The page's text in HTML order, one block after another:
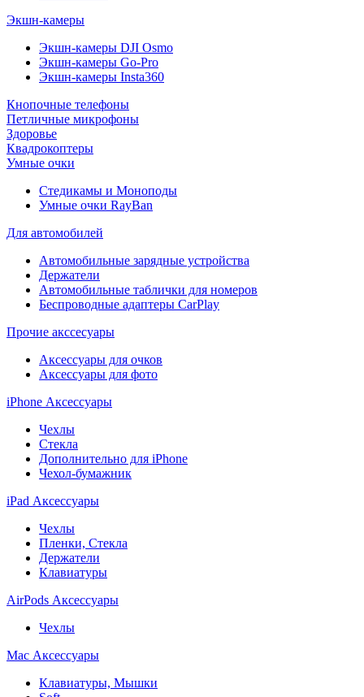
Экшн-камеры
Экшн-камеры DJI Osmo
Экшн-камеры Go-Pro
Экшн-камеры Insta360
Кнопочные телефоны
Петличные микрофоны
Здоровье
Квадрокоптеры
Умные очки
Стедикамы и Моноподы
Умные очки RayBan
Для автомобилей
Автомобильные зарядные устройства
Держатели
Автомобильные таблички для номеров
Беспроводные адаптеры CarPlay
Прочие акссесуары
Аксессуары для очков
Аксессуары для фото
iPhone Аксессуары
Чехлы
Стекла
Дополнительно для iPhone
Чехол-бумажник
iPad Аксессуары
Чехлы
Пленки, Стекла
Держатели
Клавиатуры
AirPods Аксессуары
Чехлы
Mac Аксессуары
Клавиатуры, Мышки